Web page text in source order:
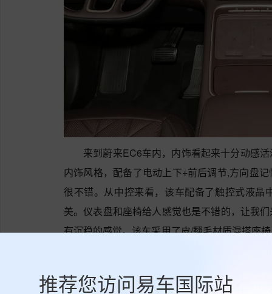
推荐您访问易车国际站
来到蔚来EC6车内，内饰看起来十分动感
内饰风格，配备了电动上下+前后调节,方向盘
很不错。从中控来看，该车配备了触控式液晶
美。仪表盘和座椅给人感觉也是不错的，让我
有沉稳的感觉。该车采用了皮/翻毛材质混搭座
蔚来EC6匹配固定齿比变速箱，电动机总